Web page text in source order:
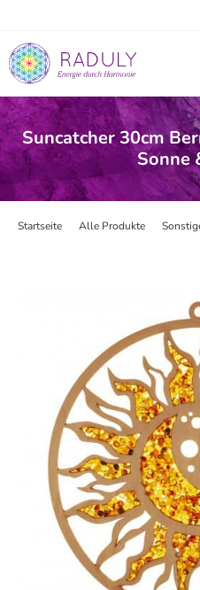
Suncatcher 30cm
Sonne
Startseite Alle Produkte